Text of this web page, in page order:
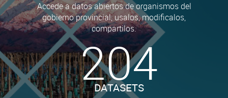
Accede a datos abiertos de organismos del
gobierno provincial, usalos, modificalos,
compartilos.
204
DATASETS